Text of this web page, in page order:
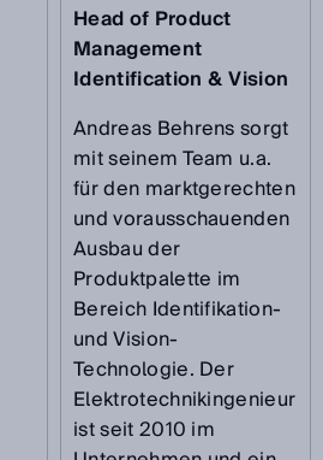
Head of Product
Management
Identification & Vision
Andreas Behrens sorgt
mit seinem Team u.a.
für den marktgerechten
und vorausschauenden
Ausbau der
Produktpalette im
Bereich Identifikation-
und Vision-
Technologie. Der
Elektrotechnikingenieur
ist seit 2010 im